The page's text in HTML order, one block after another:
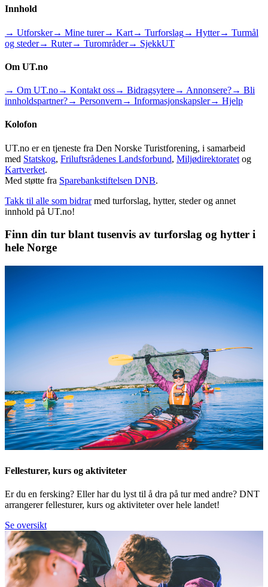
Innhold
→ Utforsker→ Mine turer→ Kart→ Turforslag→ Hytter→ Turmål
og steder→ Ruter→ Turområder→ SjekkUT
Om UT.no
→ Om UT.no→ Kontakt oss→ Bidragsytere→ Annonsere?→ Bli
innholdspartner?→ Personvern → Informasjonskapsler→ Hjelp
Kolofon
UT.no er en tjeneste fra Den Norske Turistforening, i samarbeid
med Statskog, Friluftsrådenes Landsforbund, Miljødirektoratet og
Kartverket.
Med støtte fra Sparebankstiftelsen DNB.
Takk til alle som bidrar med turforslag, hytter, steder og annet
innhold på UT.no!
Finn din tur blant tusenvis av turforslag og hytter i
hele Norge
Fellesturer, kurs og aktiviteter
Er du en fersking? Eller har du lyst til å dra på tur med andre? DNT
arrangerer fellesturer, kurs og aktiviteter over hele landet!
Se oversikt